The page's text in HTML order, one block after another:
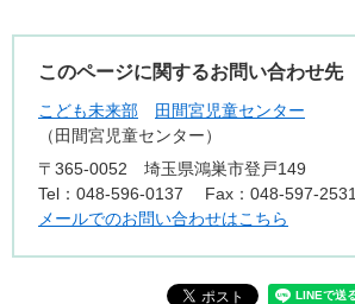
このページに関するお問い合わせ先
こども未来部
田間宮児童センター
田間宮児童センター
〒365‐0052
埼玉県鴻巣市登戸149
Tel：048-596-0137
Fax：048-597-2531
メールでのお問い合わせはこちら